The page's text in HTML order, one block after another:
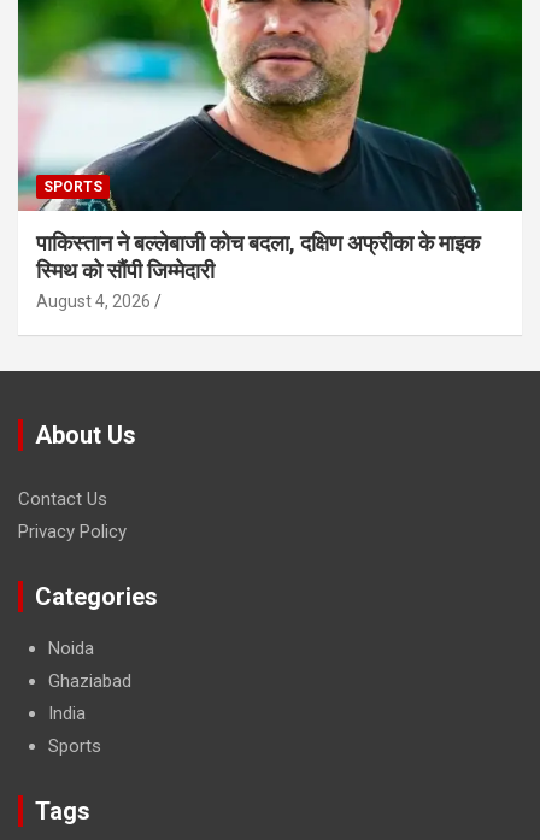
SPORTS
पाकिस्तान ने बल्लेबाजी कोच बदला, दक्षिण अफ्रीका के माइक
स्मिथ को सौंपी जिम्मेदारी
August 4, 2026
About Us
Contact Us
Privacy Policy
Categories
Noida
Ghaziabad
India
Sports
Tags